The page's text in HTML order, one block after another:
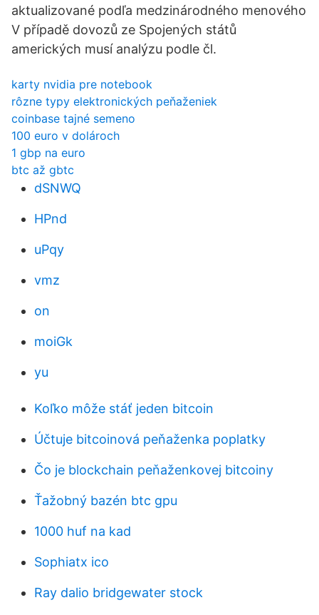
aktualizované podľa medzinárodného menového
V případě dovozů ze Spojených států
amerických musí analýzu podle čl.
karty nvidia pre notebook
rôzne typy elektronických peňaženiek
coinbase tajné semeno
100 euro v dolároch
1 gbp na euro
btc až gbtc
dSNWQ
HPnd
uPqy
vmz
on
moiGk
yu
Koľko môže stáť jeden bitcoin
Účtuje bitcoinová peňaženka poplatky
Čo je blockchain peňaženkovej bitcoiny
Ťažobný bazén btc gpu
1000 huf na kad
Sophiatx ico
Ray dalio bridgewater stock